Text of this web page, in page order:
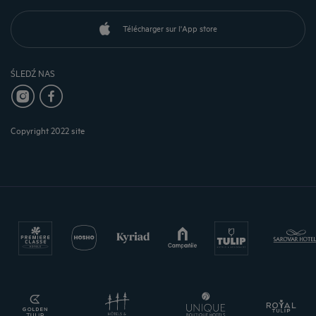
Télécharger sur l'App store
ŚLEDŹ NAS
Copyright 2022 site